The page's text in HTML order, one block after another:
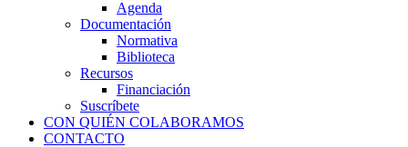
Agenda
Documentación
Normativa
Biblioteca
Recursos
Financiación
Suscríbete
CON QUIÉN COLABORAMOS
CONTACTO